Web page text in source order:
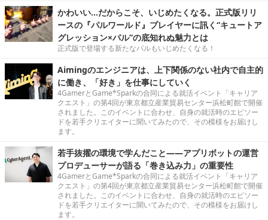
かわいい…だからこそ、いじめたくなる。正式版リリ
ースの『パルワールド』プレイヤーに訊く“キュートア
グレッション×パル”の底知れぬ魅力とは
正式版で登場する新たなパルもいじめたくなる！
Aimingのエンジニアは、上下関係のない社内で自主的
に働き、「好き」を仕事にしていく
4GamerとGame*Sparkの合同による就活イベント「キャリア
クエスト」の第4回が東京都立産業貿易センター浜松町館で開催
されました。このイベントに合わせ、自身の就活時のエピソー
ドを若手クリエイターに聞いてみたので、その模様をお届けし
ます。
若手抜擢の環境で学んだこと――アプリボットの運営
プロデューサーが語る「巻き込み力」の重要性
4GamerとGame*Sparkの合同による就活イベント「キャリア
クエスト」の第4回が東京都立産業貿易センター浜松町館で開催
されました。このイベントに合わせ、自身の就活時のエピソー
ドを若手クリエイターに聞いてみたので、その模様をお届けし
ます。